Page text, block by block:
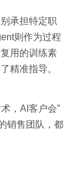
承担特定职
则作为过程
用的训练素
了精准指导。
，AI客户会”
销售团队，都